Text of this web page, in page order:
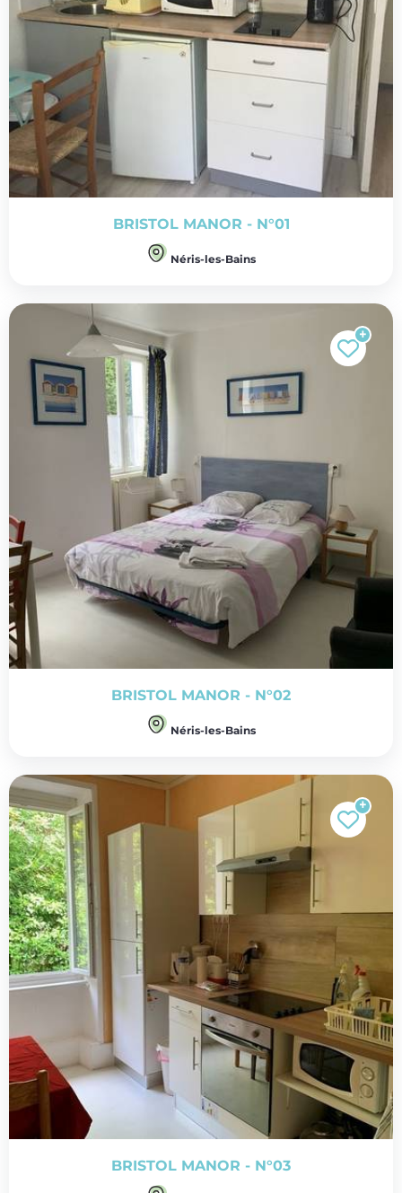
BRISTOL MANOR - N°01
Néris-les-Bains
BRISTOL MANOR - N°02
Néris-les-Bains
BRISTOL MANOR - N°03